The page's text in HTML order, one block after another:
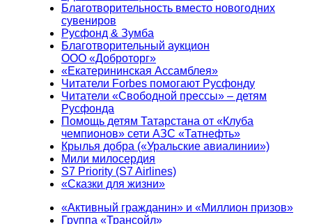
Благотворительность вместо новогодних
сувениров
Русфонд & Зумба
Благотворительный аукцион
ООО «Доброторг»
«Екатерининская Ассамблея»
Читатели Forbes помогают Русфонду
Читатели «Свободной прессы» – детям
Русфонда
Помощь детям Татарстана от «Клуба
чемпионов» сети АЗС «Татнефть»
Крылья добра («Уральские авиалинии»)
Мили милосердия
S7 Priority (S7 Airlines)
«Сказки для жизни»
«Активный гражданин» и «Миллион призов»
Группа «Трансойл»